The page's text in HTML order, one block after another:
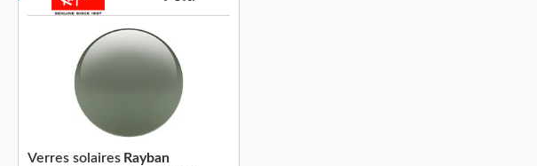
Verres solaires Rayban